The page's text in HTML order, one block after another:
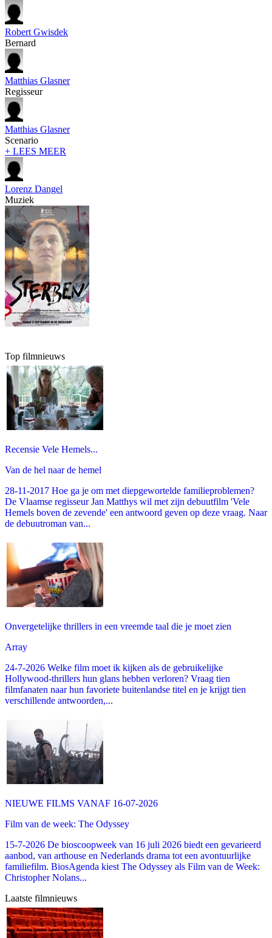
Robert Gwisdek
Bernard
Matthias Glasner
Regisseur
Matthias Glasner
Scenario
+ LEES MEER
Lorenz Dangel
Muziek
Top filmnieuws
Recensie Vele Hemels...
Van de hel naar de hemel
28-11-2017 Hoe ga je om met diepgewortelde familieproblemen?
De Vlaamse regisseur Jan Matthys wil met zijn debuutfilm 'Vele
Hemels boven de zevende' een antwoord geven op deze vraag. Naar
de debuutroman van...
Onvergetelijke thrillers in een vreemde taal die je moet zien
Array
24-7-2026 Welke film moet ik kijken als de gebruikelijke
Hollywood-thrillers hun glans hebben verloren? Vraag tien
filmfanaten naar hun favoriete buitenlandse titel en je krijgt tien
verschillende antwoorden,...
NIEUWE FILMS VANAF 16-07-2026
Film van de week: The Odyssey
15-7-2026 De bioscoopweek van 16 juli 2026 biedt een gevarieerd
aanbod, van arthouse en Nederlands drama tot een avontuurlijke
familiefilm. BiosAgenda kiest The Odyssey als Film van de Week:
Christopher Nolans...
Laatste filmnieuws